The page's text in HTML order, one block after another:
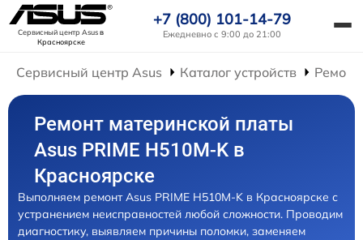
Сервисный центр Asusв
Красноярске
+7 (800) 101-14-79
Ежедневно с 9:00 до 21:00
Сервисный центр Asus Каталог устройств
Ремонт материнской платы
Asus PRIME H510M-K в
Красноярске
Выполняем ремонт Asus PRIME H510M-K в Красноярске с
устранением неисправностей любой сложности. Проводим
диагностику, выявляем причины поломки, заменяем